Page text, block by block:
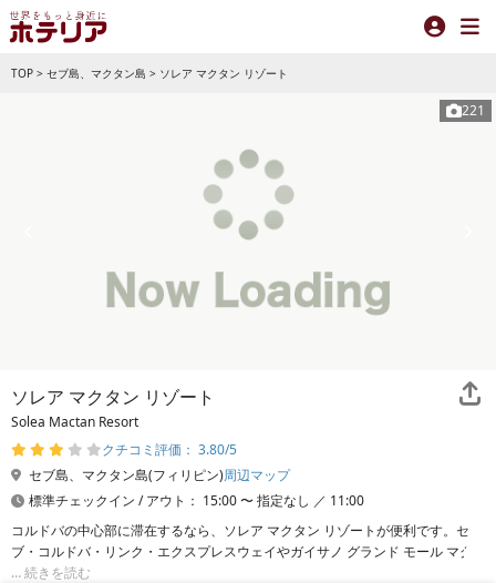
TOP > セブ島、マクタン島 > ソレア マクタン リゾート
221
ソレア マクタン リゾート
Solea Mactan Resort
クチコミ評価： 3.80/5
セブ島、マクタン島(フィリピン)周辺マップ
標準チェックイン / アウト： 15:00 〜 指定なし ／ 11:00
コルドバの中心部に滞在するなら、ソレア マクタン リゾートが便利です。セ
ブ・コルドバ・リンク・エクスプレスウェイやガイサノ グランド モール マク
タンまで車で 10 分です。 このビーチ沿いのホテルは、SM シティ セブまで
続きを読む